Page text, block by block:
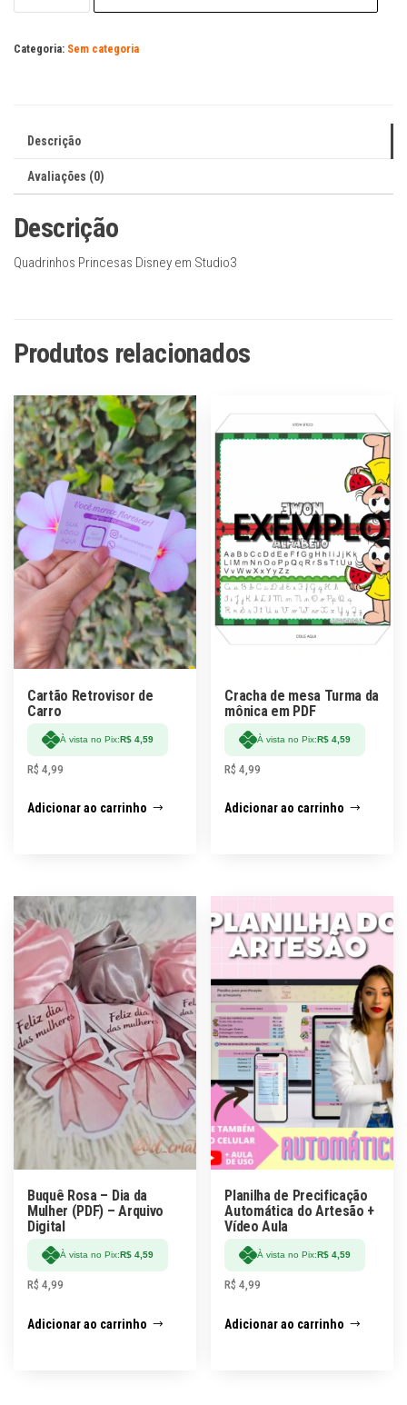
Disney
Studio3
Categoria: Sem categoria
Descrição
Avaliações (0)
Descrição
Quadrinhos Princesas Disney em Studio3
Produtos relacionados
Cartão Retrovisor de
Carro
À vista no Pix:R$ 4,59
R$ 4,99
Adicionar ao carrinho
Cracha de mesa Turma da
mônica em PDF
À vista no Pix:R$ 4,59
R$ 4,99
Adicionar ao carrinho
Buquê Rosa – Dia da
Mulher (PDF) – Arquivo
Digital
À vista no Pix:R$ 4,59
R$ 4,99
Adicionar ao carrinho
Planilha de Precificação
Automática do Artesão +
Vídeo Aula
À vista no Pix:R$ 4,59
R$ 4,99
Adicionar ao carrinho